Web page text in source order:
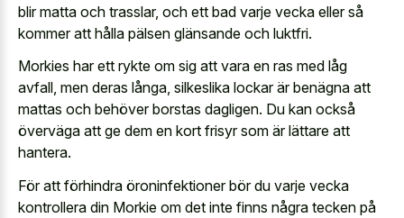
blir matta och trasslar, och ett bad varje vecka eller så
kommer att hålla pälsen glänsande och luktfri.
Morkies har ett rykte om sig att vara en ras med låg
avfall, men deras långa, silkeslika lockar är benägna att
mattas och behöver borstas dagligen. Du kan också
överväga att ge dem en kort frisyr som är lättare att
hantera.
För att förhindra öroninfektioner bör du varje vecka
kontrollera din Morkie om det inte finns några tecken på